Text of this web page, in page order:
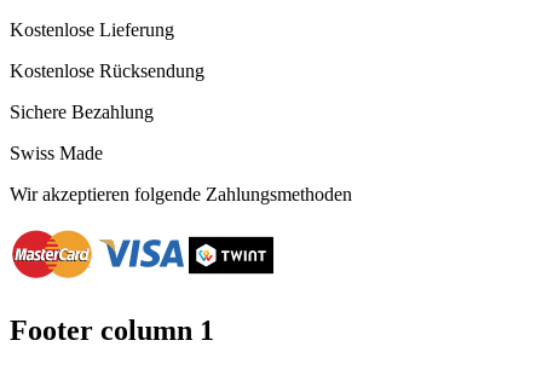
Kostenlose Lieferung
Kostenlose Rücksendung
Sichere Bezahlung
Swiss Made
Wir akzeptieren folgende Zahlungsmethoden
Footer column 1